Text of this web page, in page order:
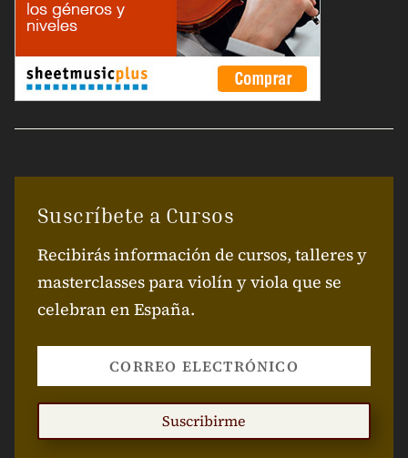
Suscríbete a Cursos
Recibirás información de cursos, talleres y
masterclasses para violín y viola que se
celebran en España.
Suscribirme